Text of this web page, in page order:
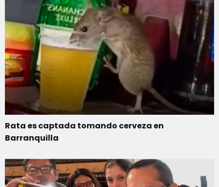
Rata es captada tomando cerveza en
Barranquilla